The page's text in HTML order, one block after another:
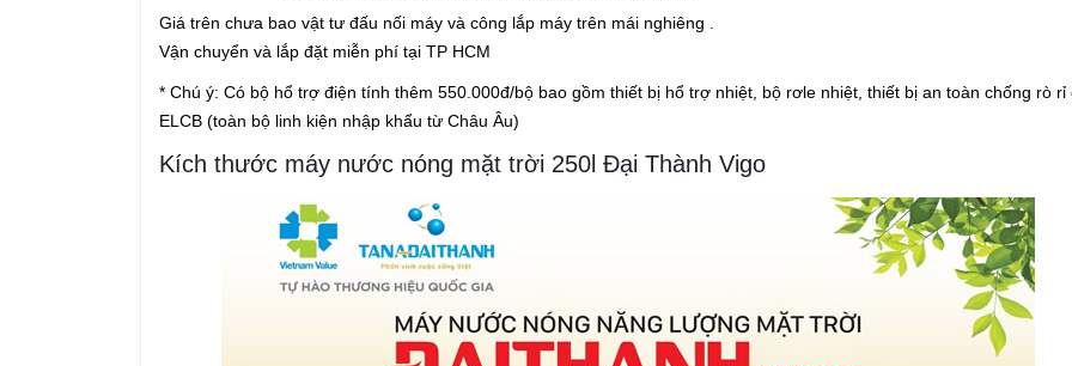
Giá trên chưa bao vật tư đấu nối máy và công lắp máy trên mái nghiêng .
Vận chuyển và lắp đặt miễn phí tại TP HCM
* Chú ý: Có bộ hổ trợ điện tính thêm 550.000đ/bộ bao gồm thiết bị hổ trợ nhiệt, bộ rơle nhiệt, thiết bị an toàn chống rò rỉ
ELCB (toàn bộ linh kiện nhập khẩu từ Châu Âu)
Kích thước máy nước nóng mặt trời 250l Đại Thành Vigo